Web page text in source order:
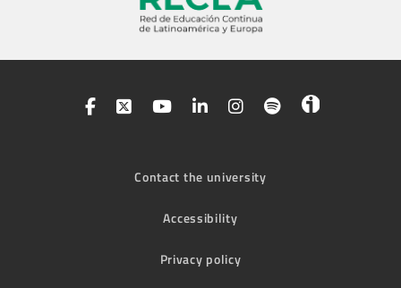
Contact the university
Accessibility
Privacy policy